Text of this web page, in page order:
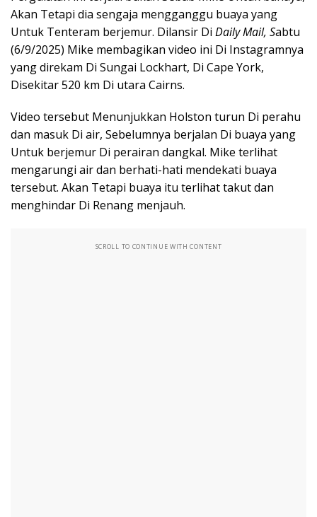
Akan Tetapi dia sengaja mengganggu buaya yang
Untuk Tenteram berjemur. Dilansir Di Daily Mail, Sabtu
(6/9/2025) Mike membagikan video ini Di Instagramnya
yang direkam Di Sungai Lockhart, Di Cape York,
Disekitar 520 km Di utara Cairns.
Video tersebut Menunjukkan Holston turun Di perahu
dan masuk Di air, Sebelumnya berjalan Di buaya yang
Untuk berjemur Di perairan dangkal. Mike terlihat
mengarungi air dan berhati-hati mendekati buaya
tersebut. Akan Tetapi buaya itu terlihat takut dan
menghindar Di Renang menjauh.
SCROLL TO CONTINUE WITH CONTENT